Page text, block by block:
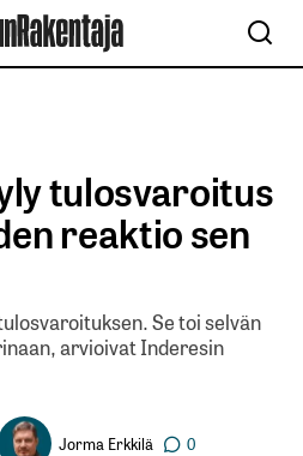
tulosvaroitus
reaktio sen
Se toi selvän
arvioivat Inderesin
Jorma Erkkilä 0